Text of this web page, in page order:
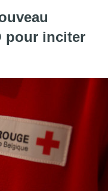
pour inciter